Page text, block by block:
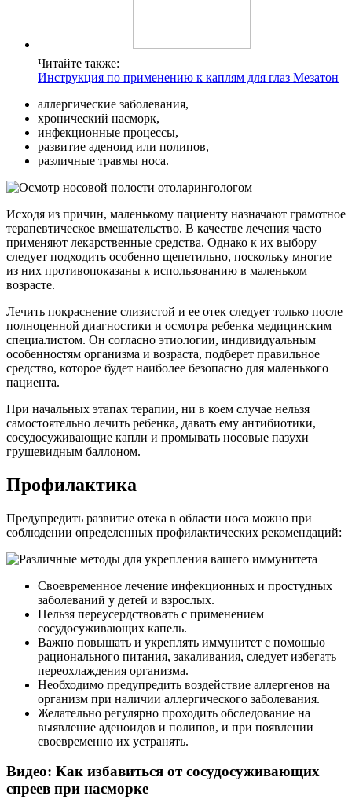
Читайте также:
Инструкция по применению к каплям для глаз Мезатон
аллергические заболевания,
хронический насморк,
инфекционные процессы,
развитие аденоид или полипов,
различные травмы носа.
Исходя из причин, маленькому пациенту назначают грамотное
терапевтическое вмешательство. В качестве лечения часто
применяют лекарственные средства. Однако к их выбору
следует подходить особенно щепетильно, поскольку многие
из них противопоказаны к использованию в маленьком
возрасте.
Лечить покраснение слизистой и ее отек следует только после
полноценной диагностики и осмотра ребенка медицинским
специалистом. Он согласно этиологии, индивидуальным
особенностям организма и возраста, подберет правильное
средство, которое будет наиболее безопасно для маленького
пациента.
При начальных этапах терапии, ни в коем случае нельзя
самостоятельно лечить ребенка, давать ему антибиотики,
сосудосуживающие капли и промывать носовые пазухи
грушевидным баллоном.
Профилактика
Предупредить развитие отека в области носа можно при
соблюдении определенных профилактических рекомендаций:
Своевременное лечение инфекционных и простудных
заболеваний у детей и взрослых.
Нельзя переусердствовать с применением
сосудосуживающих капель.
Важно повышать и укреплять иммунитет с помощью
рационального питания, закаливания, следует избегать
переохлаждения организма.
Необходимо предупредить воздействие аллергенов на
организм при наличии аллергического заболевания.
Желательно регулярно проходить обследование на
выявление аденоидов и полипов, и при появлении
своевременно их устранять.
Видео: Как избавиться от сосудосуживающих
спреев при насморке